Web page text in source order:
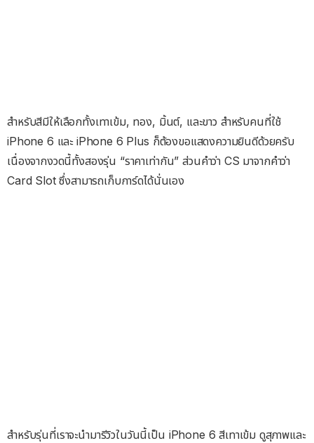
สำหรับสีมีให้เลือกทั้งเทาเข้ม, ทอง, มิ้นต์, และขาว สำหรับคนที่ใช้
iPhone 6 และ iPhone 6 Plus ก็ต้องขอแสดงความยินดีด้วยครับ
เนื่องจากงวดนี้ทั้งสองรุ่น “ราคาเท่ากัน” ส่วนคำว่า CS มาจากคำว่า
Card Slot ซึ่งสามารถเก็บการ์ดได้นั่นเอง
สำหรับรุ่นที่เราจะนำมารีวิวในวันนี้เป็น iPhone 6 สีเทาเข้ม ดูสุภาพและ